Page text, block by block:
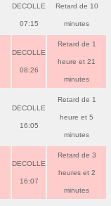
DECOLLE
07:15
Retard de 10
minutes
DECOLLE
08:26
Retard de 1
heure et 21
minutes
DECOLLE
16:05
Retard de 1
heure et 5
minutes
DECOLLE
16:07
Retard de 3
heures et 2
minutes